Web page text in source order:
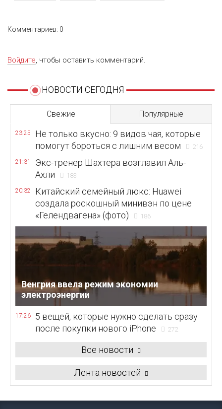
Комментариев: 0
Войдите, чтобы оставить комментарий.
НОВОСТИ СЕГОДНЯ
Свежие Популярные
23:25
Не только вкусно: 9 видов чая, которые
помогут бороться с лишним весом
216
21:31
Экс-тренер Шахтера возглавил Аль-
Ахли
183
20:32
Китайский семейный люкс: Huawei
создала роскошный минивэн по цене
«Гелендвагена» (фото)
186
Венгрия ввела режим экономии
электроэнергии
17:26
5 вещей, которые нужно сделать сразу
после покупки нового iPhone
272
Все новости
Лента новостей